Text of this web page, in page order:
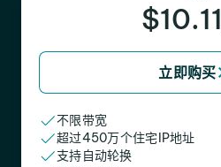
$10.11
立即购买
不限带宽
超过450万个住宅IP地址
支持自动轮换